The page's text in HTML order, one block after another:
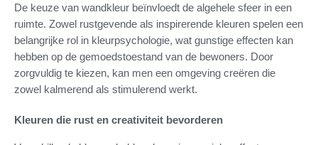
De keuze van wandkleur beïnvloedt de algehele sfeer in een
ruimte. Zowel rustgevende als inspirerende kleuren spelen een
belangrijke rol in kleurpsychologie, wat gunstige effecten kan
hebben op de gemoedstoestand van de bewoners. Door
zorgvuldig te kiezen, kan men een omgeving creëren die
zowel kalmerend als stimulerend werkt.
Kleuren die rust en creativiteit bevorderen